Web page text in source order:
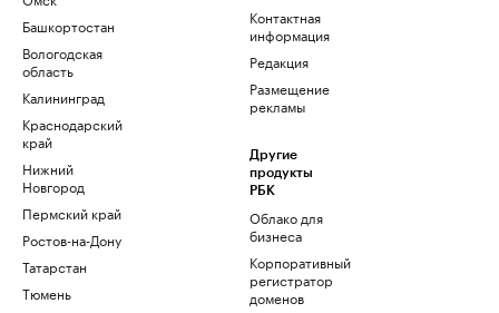
Башкортостан
Вологодская
область
Калининград
Краснодарский
край
Нижний
Новгород
Пермский край
Ростов-на-Дону
Татарстан
Тюмень
Контактная
информация
Редакция
Размещение
рекламы
Другие
продукты
РБК
Облако для
бизнеса
Корпоративный
регистратор
доменов